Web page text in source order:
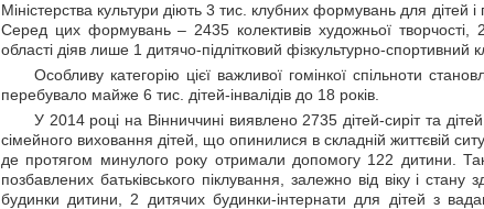
Міністерства культури діють 3 тис. клубних формувань для дітей
Серед цих формувань – 2435 колективів художньої
області діяв лише 1 дитячо-підлітковий фізкультурно-
Особливу категорію цієї важливої гомінкої спільноти
перебувало майже 6 тис. дітей-інвалідів до 18 років.
У 2014 році на Вінниччині виявлено 2735 дітей-сиріт та
сімейного виховання дітей, що опинилися в складній життєвій
де протягом минулого року отримали допомогу 122 дитини.
позбавлених батьківського піклування, залежно від віку і
будинки дитини, 2 дитячих будинки-інтернати для дітей з